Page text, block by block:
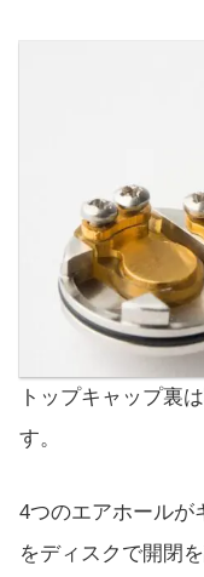
トップキャップ裏
す。
4つのエアホールが
をディスクで開閉